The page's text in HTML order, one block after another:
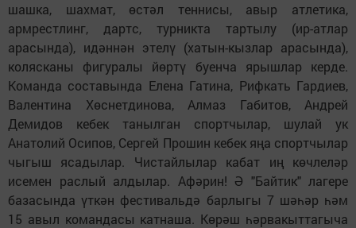
шашка, шахмат, өстәл теннисы, авыр атлетика,
армрестлинг, дартс, турникта тартылу (ир-атлар
арасында), идәннән этелү (хатын-кызлар арасында),
колясканы фигуралы йөртү буенча ярышлар керде.
Команда составында Елена Гатина, Рифкать Гардиев,
Валентина Хөснетдинова, Алмаз Габитов, Андрей
Демидов кебек танылган спортчылар, шулай ук
Анатолий Осипов, Сергей Прошин кебек яңа спортчылар
чыгыш ясадылар. Чистайлылар кабат иң көчлеләр
исемен раслый алдылар. Афәрин! Ә "Байтик" лагере
базасында үткән фестивальдә барлыгы 7 шәһәр һәм
15 авыл командасы катнаша. Көрәш һәрвакыттагыча